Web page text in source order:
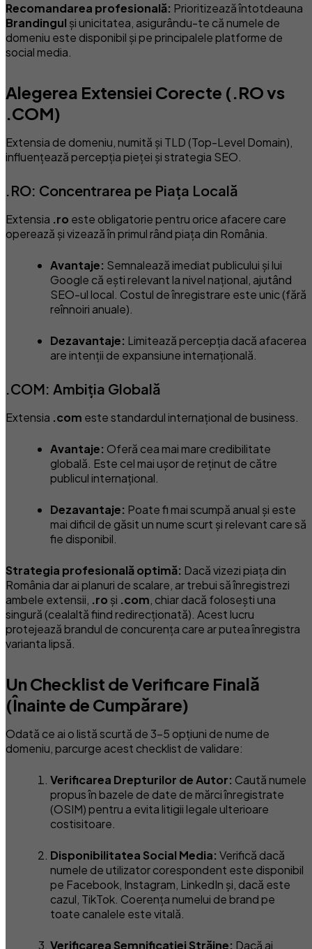
Recomandarea profesională: Prioritizează întotdeauna
Brandingul și unicitatea, asigurându-te că numele de
domeniu este disponibil și pe principalele platforme de
social media.
Alegerea Extensiei Corecte (.RO vs
.COM)
Extensia de domeniu, numită și TLD (Top-Level Domain),
influențează percepția pieței și strategia SEO.
.RO: Concentrarea pe Piața Locală
Extensia .ro este obligatorie pentru orice afacere care
operează și vizează în primul rând piața din România.
Avantaje: Semnalează imediat publicului și lui
Google că ești relevant la nivel național, ajutând
SEO-ul local. Costul de înregistrare este unic (fără
reînnoiri anuale).
Dezavantaje: Limitează percepția dacă afacerea
are intenții de expansiune internațională.
.COM: Ambiția Globală
Extensia .com este standardul internațional de business.
Avantaje: Oferă cea mai mare credibilitate
globală. Este cel mai ușor de reținut de către
publicul internațional.
Dezavantaje: Poate fi mai scumpă anual și este
mai dificil de găsit un nume scurt și relevant care să
fie disponibil.
Strategia profesională optimă: Dacă vizezi piața din
România dar ai planuri de scalare, ar trebui să înregistrezi
ambele extensii, .ro și .com, chiar dacă folosești una
singură (cealaltă fiind redirecționată). Acest lucru
protejează brandul de concurența care ar putea înregistra
varianta lipsă.
Un Checklist de Verificare Finală
(Înainte de Cumpărare)
Odată ce ai o listă scurtă de 3-5 opțiuni de nume de
domeniu, parcurge acest checklist de validare:
Verificarea Drepturilor de Autor: Caută numele
propus în bazele de date de mărci înregistrate
(OSIM) pentru a evita litigii legale ulterioare
costisitoare.
Disponibilitatea Social Media: Verifică dacă
numele de utilizator corespondent este disponibil
pe Facebook, Instagram, LinkedIn și, dacă este
cazul, TikTok. Coerența numelui de brand pe
toate canalele este vitală.
Verificarea Semnificației Străine: Dacă ai